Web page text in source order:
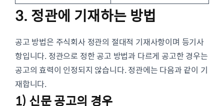
3. 정관에 기재하는 방법
공고 방법은 주식회사 정관의 절대적 기재사항이며 등기사
항입니다. 정관으로 정한 공고 방법과 다르게 공고한 경우는
공고의 효력이 인정되지 않습니다. 정관에는 다음과 같이 기
재합니다.
1) 신문 공고의 경우